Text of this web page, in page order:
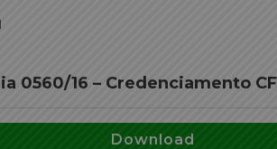
0560/16 – Credenciamento
Download